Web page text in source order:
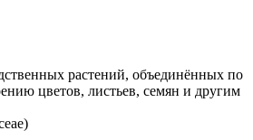
растений, объединённых по
цветов, листьев, семян и другим